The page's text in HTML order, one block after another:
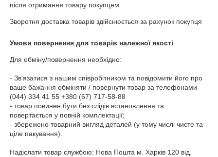
після отримання товару покупцем.
Зворотня доставка товарів здійснюється за рахунок покупця
Умови повернення для товарів належної якості
Для обміну/повернення необхідно:
- Зв'язатися з нашим співробітником та повідомити його про
ваше бажання обміняти / повернути товар за телефонами
(044) 334 41 55 +380 (67) 717-58-88
- товар повинен бути без слідів встановлення та
повертається у повній комплектації;
- збережено товарний вигляд деталей (у тому числі чисте та
ціле пакування).
Надіслати товар службою: Нова Пошта м. Харків 120 від.